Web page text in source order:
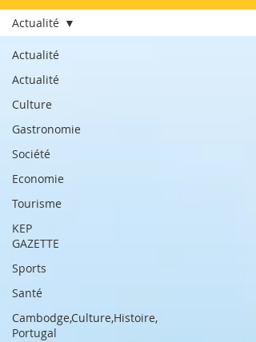
Actualité
Actualité
Culture
Gastronomie
Société
Economie
Tourisme
KEP
GAZETTE
Sports
Santé
Cambodge,Culture,Histoire,
Portugal
Actualité